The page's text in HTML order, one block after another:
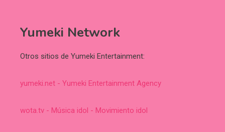
Yumeki Network
Otros sitios de Yumeki Entertainment:
yumeki.net - Yumeki Entertainment Agency
wota.tv - Música idol - Movimiento idol